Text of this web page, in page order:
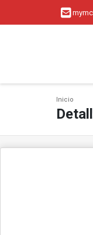
Inicio